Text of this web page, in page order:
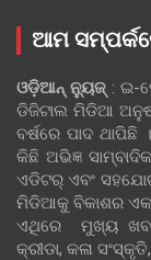
ଆମ
ଓଡ଼ିଆନ୍‍ ନ୍ୟୁଜ୍‍: ଇ-
ଡିଜିଟାଲ ମିଡିଆ
ବର୍ଷରେ ପାଦ
କିଛି ଅଭିଜ୍ଞ
ଏଡିଟର୍ ଏବଂ
ମିଡିଆକୁ ବିକାଶର ଏକ
ଏଥିରେ ମୁଖ୍ୟ ଖବର
କ୍ରୀଡା, କଳା